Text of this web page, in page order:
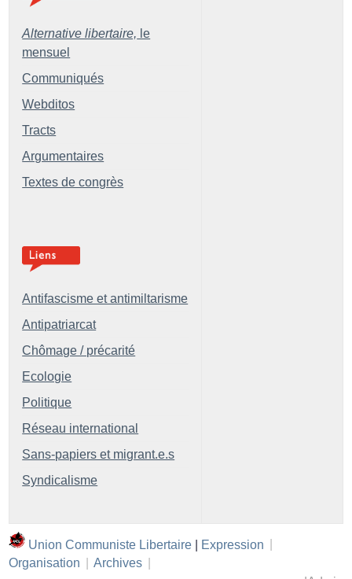
Alternative libertaire, le
mensuel
Communiqués
Webditos
Tracts
Argumentaires
Textes de congrès
Antifascisme et antimiltarisme
Antipatriarcat
Chômage / précarité
Ecologie
Politique
Réseau international
Sans-papiers et migrant.e.s
Syndicalisme
Union Communiste Libertaire | Expression
Organisation
Archives